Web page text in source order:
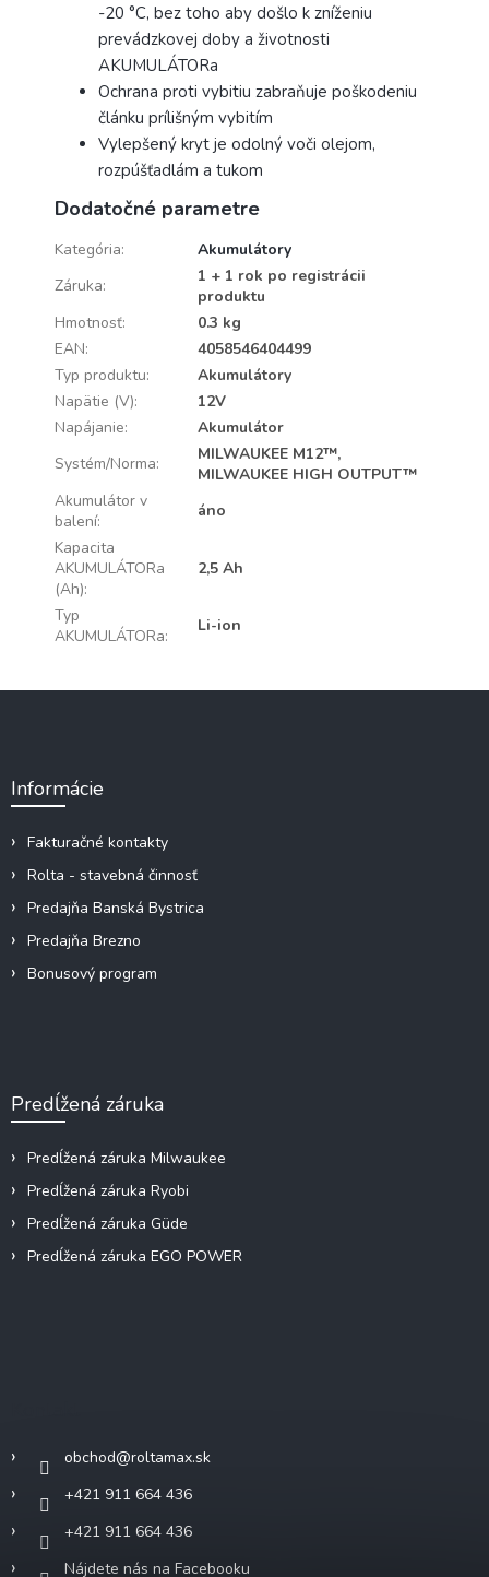
-20 °C, bez toho aby došlo k zníženiu
prevádzkovej doby a životnosti
AKUMULÁTORa
Ochrana proti vybitiu zabraňuje poškodeniu
článku prílišným vybitím
Vylepšený kryt je odolný voči olejom,
rozpúšťadlám a tukom
Dodatočné parametre
Kategória:
Akumulátory
Záruka:
1 + 1 rok po registrácii
produktu
Hmotnosť:
0.3 kg
EAN:
4058546404499
Typ produktu:
Akumulátory
Napätie (V):
12V
Napájanie:
Akumulátor
Systém/Norma:
MILWAUKEE M12™,
MILWAUKEE HIGH OUTPUT™
Akumulátor v
balení:
áno
Kapacita
AKUMULÁTORa
(Ah):
2,5 Ah
Typ
AKUMULÁTORa:
Li-ion
Informácie
Fakturačné kontakty
Rolta - stavebná činnosť
Predajňa Banská Bystrica
Predajňa Brezno
Bonusový program
Predĺžená záruka
Predĺžená záruka Milwaukee
Predĺžená záruka Ryobi
Predĺžená záruka Güde
Predĺžená záruka EGO POWER
obchod@roltamax.sk
+421 911 664 436
+421 911 664 436
Nájdete nás na Facebooku